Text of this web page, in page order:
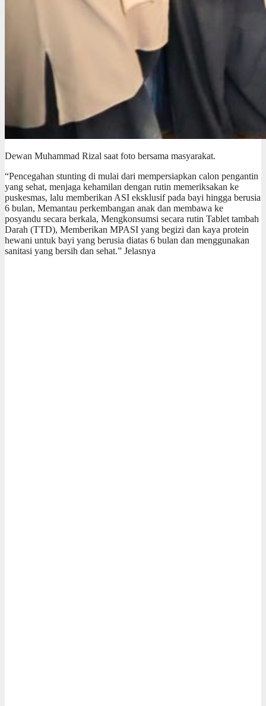
Dewan Muhammad Rizal saat foto bersama masyarakat.
“Pencegahan stunting di mulai dari mempersiapkan calon pengantin
yang sehat, menjaga kehamilan dengan rutin memeriksakan ke
puskesmas, lalu memberikan ASI eksklusif pada bayi hingga berusia
6 bulan, Memantau perkembangan anak dan membawa ke
posyandu secara berkala, Mengkonsumsi secara rutin Tablet tambah
Darah (TTD), Memberikan MPASI yang begizi dan kaya protein
hewani untuk bayi yang berusia diatas 6 bulan dan menggunakan
sanitasi yang bersih dan sehat.” Jelasnya